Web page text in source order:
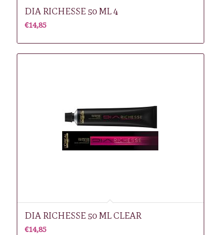
DIA RICHESSE 50 ML 4
€14,85
DIA RICHESSE 50 ML CLEAR
€14,85